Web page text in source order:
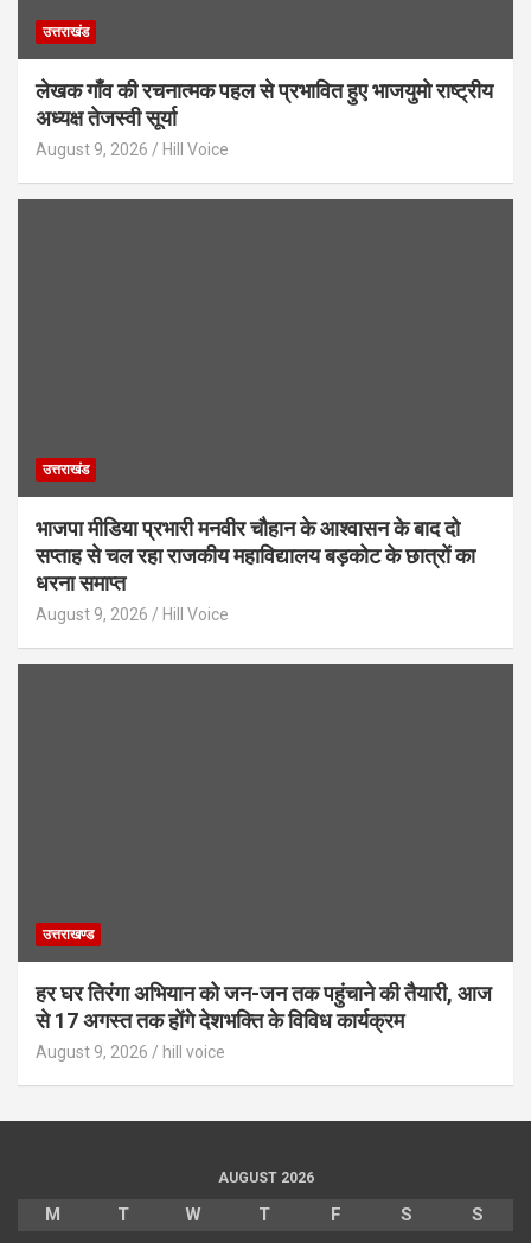
उत्तराखंड
लेखक गाँव की रचनात्मक पहल से प्रभावित हुए भाजयुमो राष्ट्रीय
अध्यक्ष तेजस्वी सूर्या
August 9, 2026 Hill Voice
उत्तराखंड
भाजपा मीडिया प्रभारी मनवीर चौहान के आश्वासन के बाद दो
सप्ताह से चल रहा राजकीय महाविद्यालय बड़कोट के छात्रों का
धरना समाप्त
August 9, 2026 Hill Voice
उत्तराखण्ड
हर घर तिरंगा अभियान को जन-जन तक पहुंचाने की तैयारी, आज
से 17 अगस्त तक होंगे देशभक्ति के विविध कार्यक्रम
August 9, 2026 hill voice
AUGUST 2026
M T W T F S
S